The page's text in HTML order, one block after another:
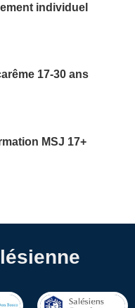
individuel
17-30 ans
MSJ 17+